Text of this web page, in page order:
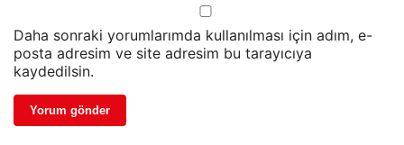
Daha sonraki yorumlarımda kullanılması için adım, e-
posta adresim ve site adresim bu tarayıcıya
kaydedilsin.